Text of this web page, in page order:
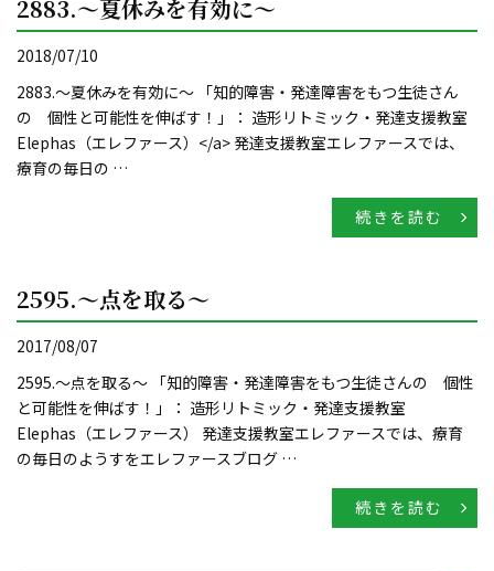
2883.～夏休みを有効に～
2018/07/10
2883.～夏休みを有効に～ 「知的障害・発達障害をもつ生徒さん
の 個性と可能性を伸ばす！」： 造形リトミック・発達支援教室
Elephas（エレファース）</a> 発達支援教室エレファースでは、
療育の毎日の …
続きを読む
2595.～点を取る～
2017/08/07
2595.～点を取る～ 「知的障害・発達障害をもつ生徒さんの 個性
と可能性を伸ばす！」： 造形リトミック・発達支援教室
Elephas（エレファース） 発達支援教室エレファースでは、療育
の毎日のようすをエレファースブログ …
続きを読む